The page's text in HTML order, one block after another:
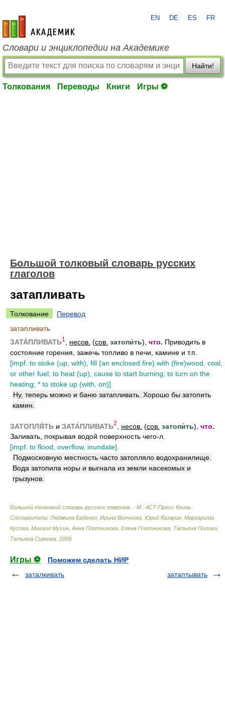
academic.ru
EN DE ES FR
Словари и энциклопедии на Академике
Найти!
Толкования Переводы Книги Игры ⚽
Большой толковый словарь русских
глаголов
затапливать
Толкование
Перевод
затапливать
ЗАТА́ПЛИВАТЬ1 несов. (сов. затопи́ть), что. Приводить в
состояние горения, зажечь топливо в печи, камине и т.п.
[impf. to stoke (up, with), fill (an enclosed fire) with (fire)wood, coal,
or other fuel; to heat (up), cause to start burning; to turn on the
heating; * to stoke up (with, on)].
Ну, теперь можно и баню затапливать. Хорошо бы затопить
камин.
ЗАТОПЛЯ́ТЬ и ЗАТА́ПЛИВАТЬ2 несов. (сов. затопи́ть), что.
Заливать, покрывая водой поверхность чего-л.
[impf. to flood, overflow, inundate].
Подмосковную местность часто затопляло водохранилище.
Вода затопила норы и выгнала из земли насекомых и
грызунов.
Большой толковый словарь русских глаголов. - М.: АСТ-Пресс Книга.
Составители: Людмила Бабенко, Ирина Волчкова, Юрий Казарин, Маргарита
Кусова, Михаил Мухин, Анна Плотникова, Елена Плотникова, Татьяна Попова,
Татьяна Сивкова 2009
Игры ⚽
Поможем сделать НИР
заталкивать
затаптывать